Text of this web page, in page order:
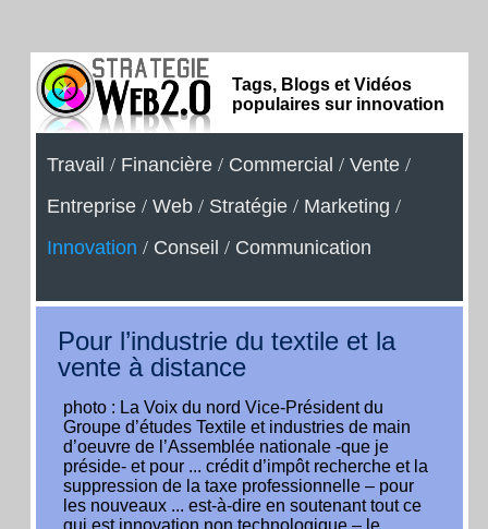
Tags, Blogs et Vidéos
populaires sur innovation
Travail / Financière / Commercial / Vente /
Entreprise / Web / Stratégie / Marketing /
Innovation / Conseil / Communication
Pour l’industrie du textile et la
vente à distance
photo : La Voix du nord Vice-Président du
Groupe d’études Textile et industries de main
d’oeuvre de l’Assemblée nationale -que je
préside- et pour ... crédit d’impôt recherche et la
suppression de la taxe professionnelle – pour
les nouveaux ... est-à-dire en soutenant tout ce
qui est innovation non technologique – le